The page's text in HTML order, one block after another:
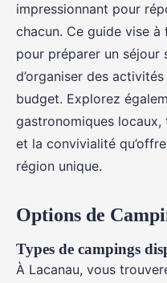
impressionnant pour
chacun. Ce guide vise
pour préparer un séjour
d’organiser des
budget. Explorez
gastronomiques
et la convivialité
région unique.
Options de
Types de campings
À Lacanau, vous